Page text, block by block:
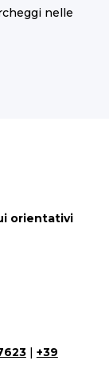
nelle
orientativi
| +39